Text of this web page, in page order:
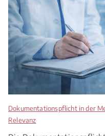
Dokumentationspflicht in der
Relevanz